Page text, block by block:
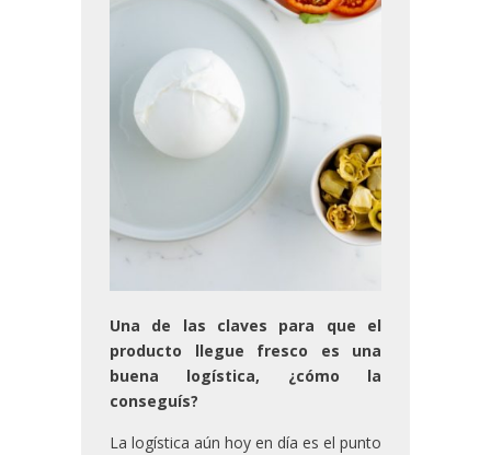
Una de las claves para que el
producto llegue fresco es una
buena logística, ¿cómo la
conseguís?
La logística aún hoy en día es el punto